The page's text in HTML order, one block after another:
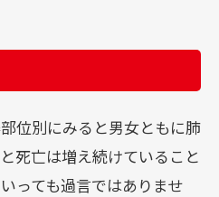
位別にみると男女ともに肺
死亡は増え続けていること
っても過言ではありませ